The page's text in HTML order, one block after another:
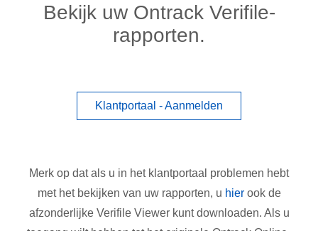
Bekijk uw Ontrack Verifile-
rapporten.
Klantportaal - Aanmelden
Merk op dat als u in het klantportaal problemen hebt
met het bekijken van uw rapporten, u hier ook de
afzonderlijke Verifile Viewer kunt downloaden. Als u